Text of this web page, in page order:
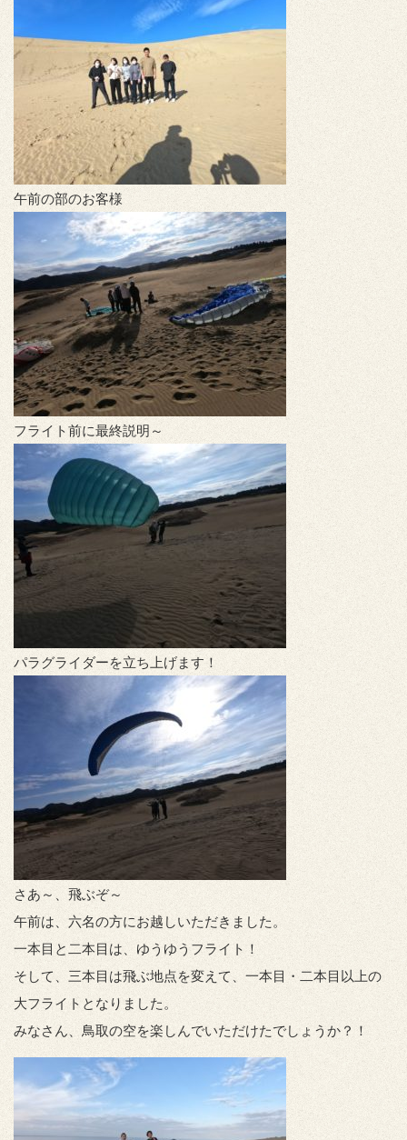
午前の部のお客様
フライト前に最終説明～
パラグライダーを立ち上げます！
さあ～、飛ぶぞ～
午前は、六名の方にお越しいただきました。
一本目と二本目は、ゆうゆうフライト！
そして、三本目は飛ぶ地点を変えて、一本目・二本目以上の
大フライトとなりました。
みなさん、鳥取の空を楽しんでいただけたでしょうか？！